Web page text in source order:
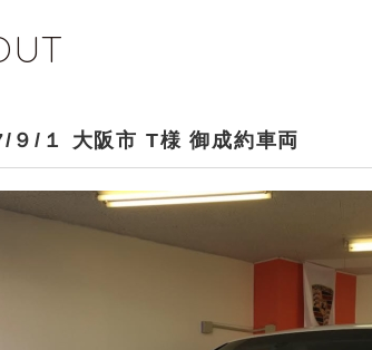
９/１ 大阪市 T様 御成約車両